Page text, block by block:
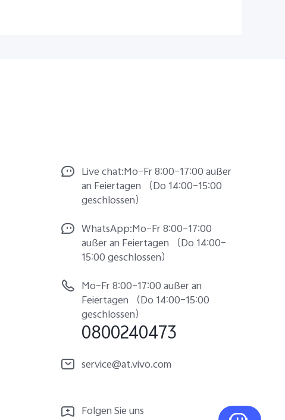
Live chat:Mo–Fr 8:00–17:00 außer
an Feiertagen （Do 14:00–15:00
geschlossen）
WhatsApp:Mo–Fr 8:00–17:00
außer an Feiertagen （Do 14:00–
15:00 geschlossen）
Mo–Fr 8:00–17:00 außer an
Feiertagen （Do 14:00–15:00
geschlossen）
0800240473
service@at.vivo.com
Folgen Sie uns